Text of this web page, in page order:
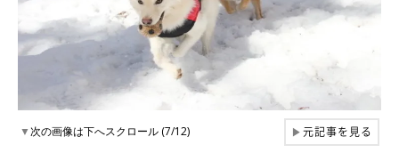
▼次の画像は下へスクロール (7/12) ▶元記事を見る